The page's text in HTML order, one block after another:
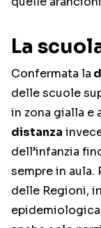
La
Confermata la
delle scuole
in zona gialla e
distanza
dell’infanzia
sempre in aula.
delle Regioni,